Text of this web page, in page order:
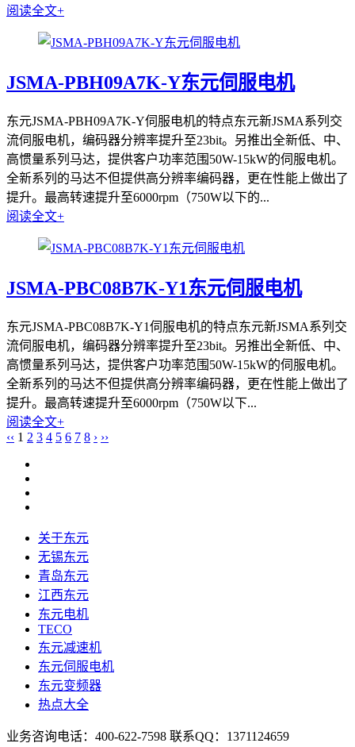
阅读全文+
JSMA-PBH09A7K-Y东元伺服电机
东元JSMA-PBH09A7K-Y伺服电机的特点东元新JSMA系列交
流伺服电机，编码器分辨率提升至23bit。另推出全新低、中、
高惯量系列马达，提供客户功率范围50W-15kW的伺服电机。
全新系列的马达不但提供高分辨率编码器，更在性能上做出了
提升。最高转速提升至6000rpm（750W以下的...
阅读全文+
JSMA-PBC08B7K-Y1东元伺服电机
东元JSMA-PBC08B7K-Y1伺服电机的特点东元新JSMA系列交
流伺服电机，编码器分辨率提升至23bit。另推出全新低、中、
高惯量系列马达，提供客户功率范围50W-15kW的伺服电机。
全新系列的马达不但提供高分辨率编码器，更在性能上做出了
提升。最高转速提升至6000rpm（750W以下...
阅读全文+
‹‹ 1 2 3 4 5 6 7 8 › ››
关于东元
无锡东元
青岛东元
江西东元
东元电机
TECO
东元减速机
东元伺服电机
东元变频器
热点大全
业务咨询电话：400-622-7598 联系QQ：1371124659